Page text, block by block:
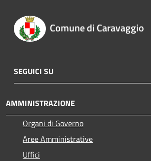
Comune di Caravaggio
SEGUICI SU
AMMINISTRAZIONE
Organi di Governo
Aree Amministrative
Uffici